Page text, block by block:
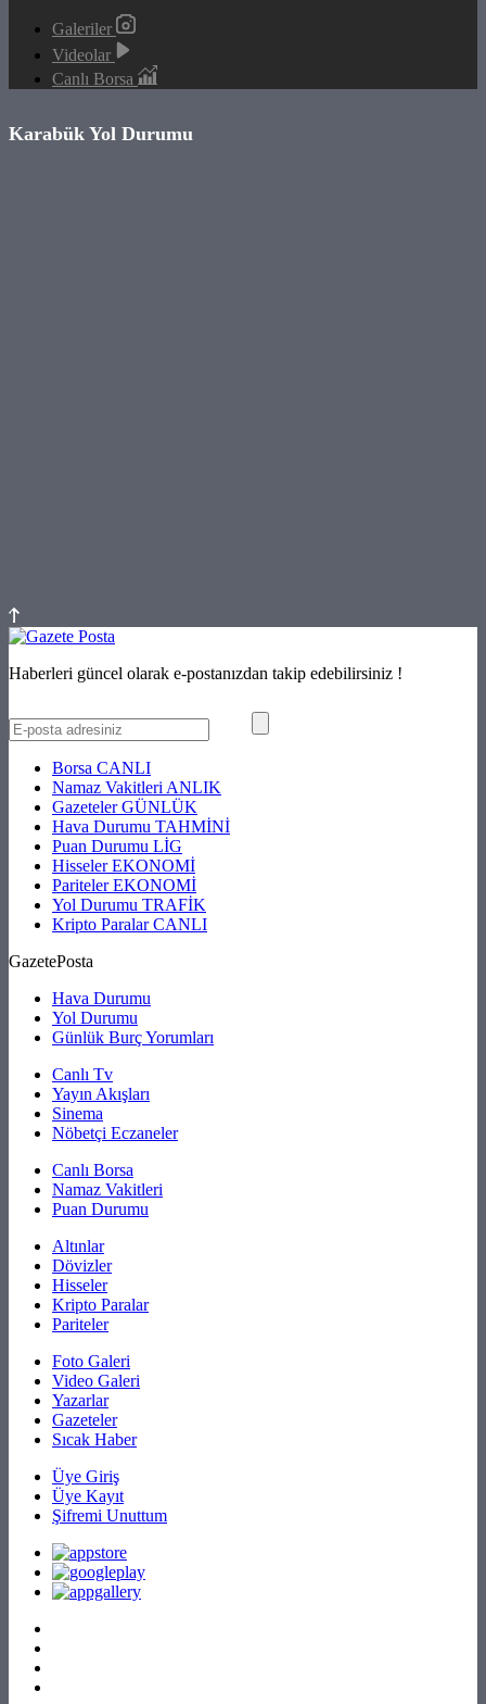
Galeriler
Videolar
Canlı Borsa
Karabük Yol Durumu
Haberleri güncel olarak e-postanızdan takip edebilirsiniz !
Borsa CANLI
Namaz Vakitleri ANLIK
GazetelerGÜNLÜK
Hava Durumu TAHMİNİ
Puan Durumu LİG
HisselerEKONOMİ
ParitelerEKONOMİ
Yol Durumu TRAFİK
Kripto ParalarCANLI
GazetePosta
Hava Durumu
Yol Durumu
Günlük Burç Yorumları
Canlı Tv
Yayın Akışları
Sinema
Nöbetçi Eczaneler
Canlı Borsa
Namaz Vakitleri
Puan Durumu
Altınlar
Dövizler
Hisseler
Kripto Paralar
Pariteler
Foto Galeri
Video Galeri
Yazarlar
Gazeteler
Sıcak Haber
Üye Giriş
Üye Kayıt
Şifremi Unuttum